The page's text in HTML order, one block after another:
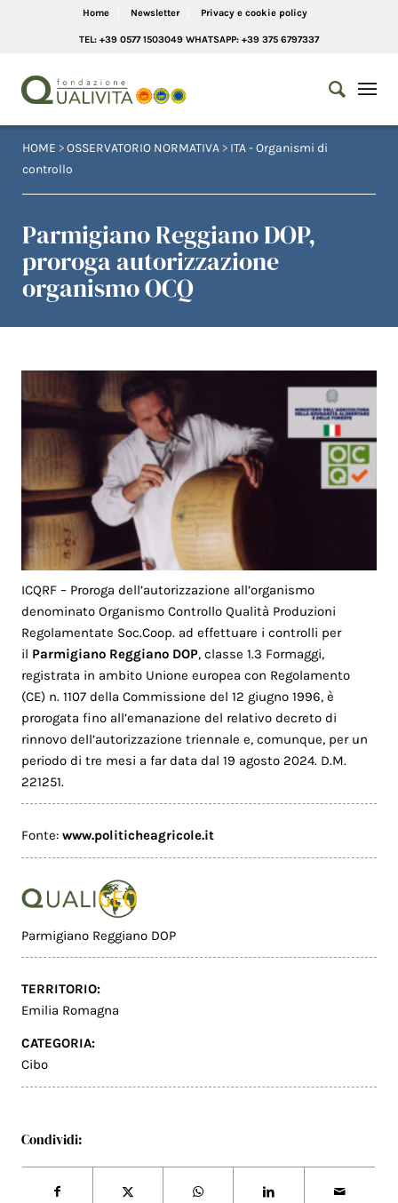
Home Newsletter Privacy e cookie policy
TEL: +39 0577 1503049 WHATSAPP: +39 375 6797337
HOME >OSSERVATORIO NORMATIVA > ITA - Organismi di
controllo
Parmigiano Reggiano DOP,
proroga autorizzazione
organismo OCQ
ICQRF – Proroga dell’autorizzazione all’organismo
denominato Organismo Controllo Qualità Produzioni
Regolamentate Soc.Coop. ad effettuare i controlli per
il Parmigiano Reggiano DOP, classe 1.3 Formaggi,
registrata in ambito Unione europea con Regolamento
(CE) n. 1107 della Commissione del 12 giugno 1996, è
prorogata fino all’emanazione del relativo decreto di
rinnovo dell’autorizzazione triennale e, comunque, per un
periodo di tre mesi a far data dal 19 agosto 2024. D.M.
221251.
Fonte:www.politicheagricole.it
Parmigiano Reggiano DOP
TERRITORIO:
Emilia Romagna
CATEGORIA:
Cibo
Condividi: